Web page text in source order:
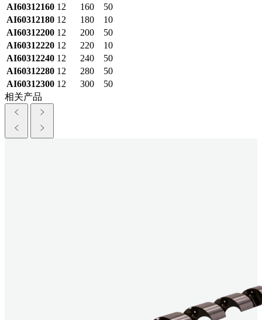
AI60312160 12 160
50
AI60312180 12 180
10
AI60312200 12 200
50
AI60312220 12 220
10
AI60312240 12 240
50
AI60312280 12 280
50
AI60312300 12 300
50
相关产品